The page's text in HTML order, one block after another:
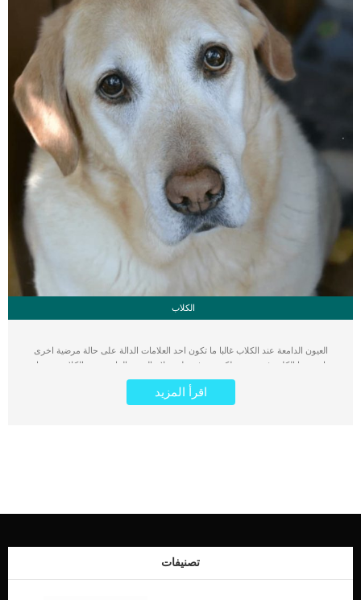
الكلاب
العيون الدامعة عند الكلاب غالبا ما تكون احد العلامات الدالة على حالة مرضية اخرى
يعانى منها الكلب فى عينه. لكى نتعرف على علاج العيون الدامعة عند الكلاب يجب ان
نتعرف اولا على الاسباب الكامنة خلفها. فى هذا المقال سنقدم لك الاعراض المصاحبة
للعيون الدامعة الى جانب الاسباب وخطوات الطبيب البيطرى فى التشخيص. كما سنقدم
لك افضل الطرق العلاجية الخاصة بكلبك بناء على صحته العامة وسبب الاعراض. تشوهات
اقرأ المزيد
تصنيفات